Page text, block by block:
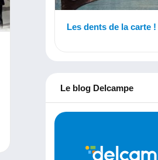
Les dents de la carte !
Le blog Delcampe